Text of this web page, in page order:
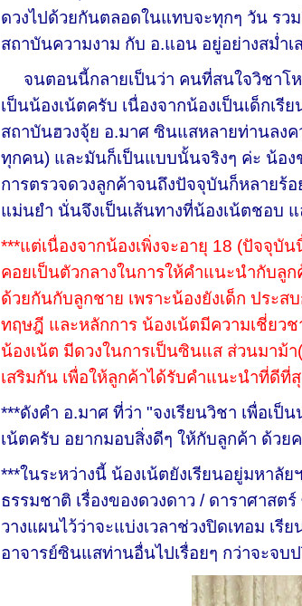
ดวงไปด้วยกันตลอดในแทบจะทุกๆ วัน รว
สถาบันความงาม กับ อ.แอน อยู่อย่างสม่ำเ
จนตอนนี้กลายเป็นว่า คนที่สนใจวิชาโห
เป็นน้องเน้ตครับ เนื่องจากน้องเป็นเด็กเ
สถาบันฮวงจุ้ย อ.มาศ ซินแสหลายท่านลง
ทุกคน) และมันก็เป็นแบบนั้นจริงๆ ค่ะ น้อ
การตรวจดวงลูกค้าจนถึงปัจจุบันก็หลายร้
แม่นยำ นั่นจึงเป็นเส้นทางที่น้องเน้ตชอบ
***แต่เนื่องจากน้องเพิ่งจะอายุ 18 (ปัจจุบั
คอยเป็นตัวกลางในการให้คำแนะนำกับลู
ด้วยกันกับลูกชาย เพราะน้องยังเด็ก ประ
ทฤษฎี และหลักการ น้องเน้ตมีความเชี่ยว
น้องเน้ต มีดวงในการเป็นซินแส ส่วนมาม้
เสริมกัน เพื่อให้ลูกค้าได้รับคำแนะนำที่ดีที่
***ดังคำ อ.มาศ ที่ว่า "จงเรียนวิชา เพื่อเ
เน้ตครับ อยากมอบสิ่งดีๆ ให้กับลูกค้า ด้วย
***ในระหว่างนี้ น้องเน้ตยังเรียนอยู่มหาลั
ธรรมชาติ เรื่องของดวงดาว / ดาราศาสต
วางแผนไว้ว่าจะแบ่งเวลาช่วงปิดเทอม เ
อาจารย์ซินแสท่านอื่นไปเรื่อยๆ กว่าจะจ